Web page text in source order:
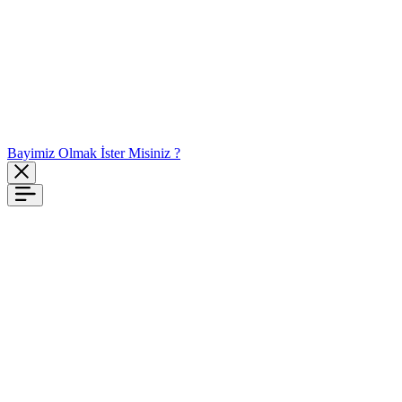
Bayimiz Olmak İster Misiniz ?